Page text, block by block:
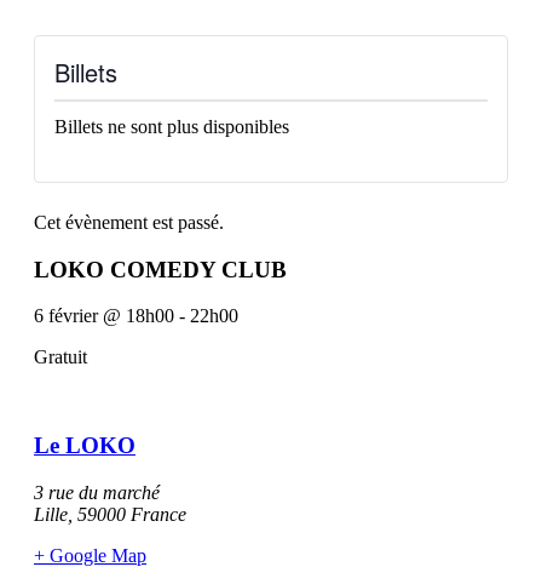
Billets
Billets ne sont plus disponibles
Cet évènement est passé.
LOKO COMEDY CLUB
6 février @ 18h00 - 22h00
Gratuit
Le LOKO
3 rue du marché
Lille 59000 France
+ Google Map